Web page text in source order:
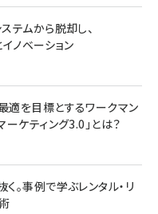
テムから脱却し、
ノベーション
適を目標とするワークマン
ケティング3.0」とは？
。事例で学ぶレンタル・リ